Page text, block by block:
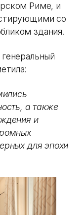
Риме, и
со
здания.
а также
и
для эпохи